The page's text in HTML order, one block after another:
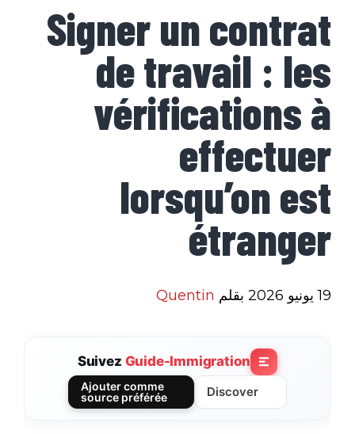
Signer un contrat
de travail : les
vérifications à
effectuer
lorsqu’on est
étranger
19 يونيو 2026 بقلم Quentin
Suivez Guide-Immigration
Discover
Ajouter comme
source préférée